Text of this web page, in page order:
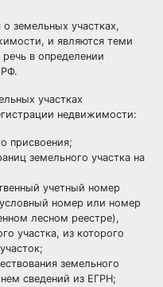
земельных участках,
и являются теми
в определении
участках
недвижимости:
присвоения;
земельного участка на
учетный номер
номер или номер
лесном реестре),
участка, из которого
земельного
сведений из ЕГРН;